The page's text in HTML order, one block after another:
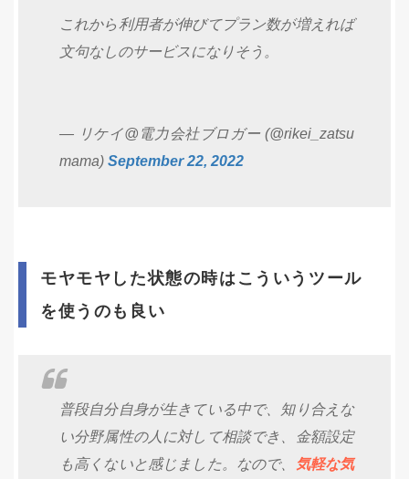
これから利用者が伸びてプラン数が増えれば
文句なしのサービスになりそう。
— リケイ@電力会社ブロガー (@rikei_zatsu
mama) September 22, 2022
モヤモヤした状態の時はこういうツール
を使うのも良い
普段自分自身が生きている中で、知り合えな
い分野属性の人に対して相談でき、金額設定
も高くないと感じました。なので、
気軽な気